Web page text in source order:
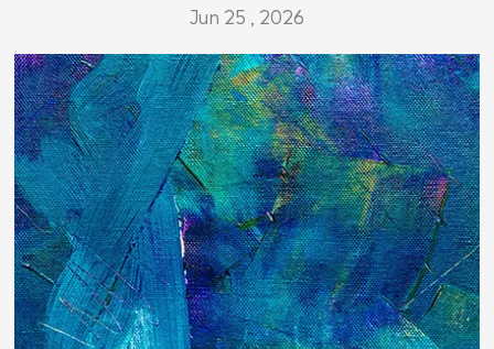
Jun 25 , 2026